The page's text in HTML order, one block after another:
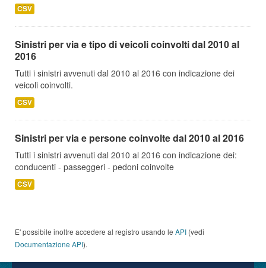
CSV
Sinistri per via e tipo di veicoli coinvolti dal 2010 al
2016
Tutti i sinistri avvenuti dal 2010 al 2016 con indicazione dei
veicoli coinvolti.
CSV
Sinistri per via e persone coinvolte dal 2010 al 2016
Tutti i sinistri avvenuti dal 2010 al 2016 con indicazione dei:
conducenti - passeggeri - pedoni coinvolte
CSV
E' possibile inoltre accedere al registro usando le API (vedi
Documentazione API).